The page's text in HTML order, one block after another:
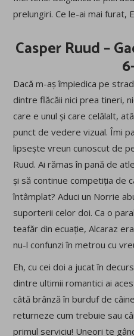
prelungiri. Ce le-ai mai furat,
Casper Ruud –
Dacă m-aș împiedica pe
dintre flăcăii nici prea tineri,
care e unul și care celălalt,
punct de vedere vizual. Îmi
lipsește vreun cunoscut de
Ruud. Ai rămas în pană de
și să continue competiția de
întâmplat? Aduci un Norrie
suporterii celor doi. Ca o
teafăr din ecuație, Alcaraz
nu-l confunzi în metrou cu
Eh, cu cei doi a jucat în
dintre ultimii romantici ai
câtă brânză în burduf de
returneze cum trebuie sau
primul serviciu! Uneori te